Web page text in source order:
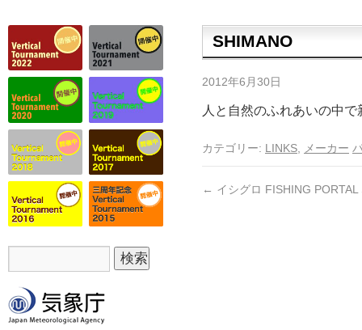
SHIMANO
2012年6月30日
人と自然のふれあいの中
カテゴリー: LINKS メーカー
← イシグロ FISHING PORTAL